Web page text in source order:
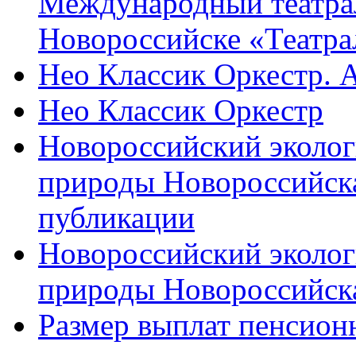
Новороссийске
Нео Классик Оркестр.
Нео Классик Оркестр
Новороссийский
природы
публикации
Новороссийский
природы
Размер выплат